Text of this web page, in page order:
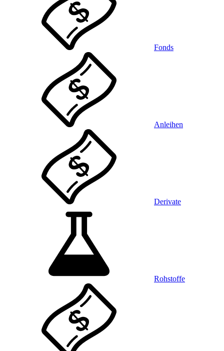
Fonds
Anleihen
Derivate
Rohstoffe